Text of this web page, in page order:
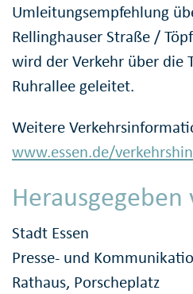
Umleitungsempfehlung
Rellinghauser Straße /
wird der Verkehr über die
Ruhrallee geleitet.
Weitere
www.essen.de/
Herausgegeben
Stadt Essen
Presse- und
Rathaus, Porscheplatz